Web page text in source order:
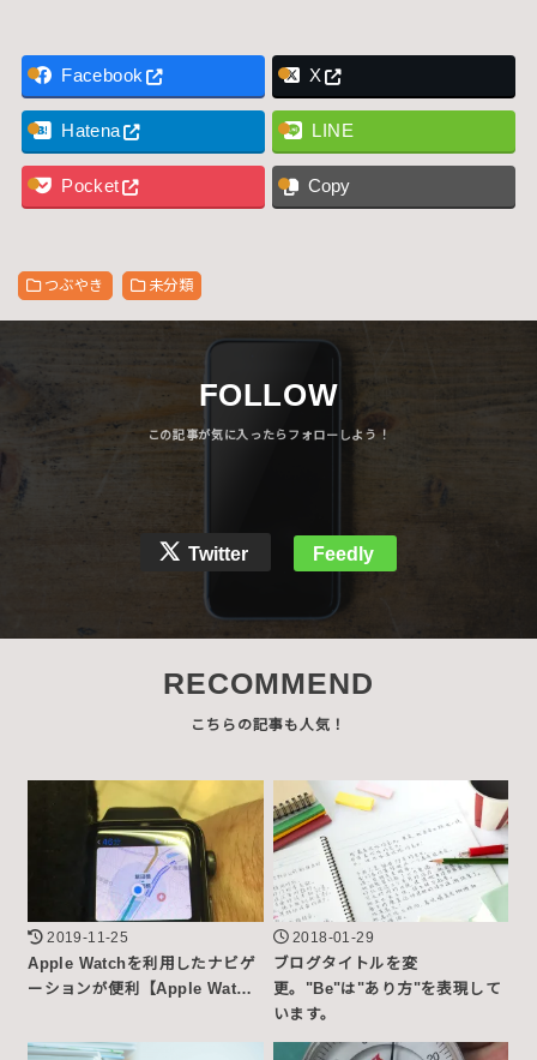
Facebook X
Hatena LINE
Pocket Copy
つぶやき 未分類
FOLLOW
Twitter Feedly
RECOMMEND
2019-11-25
Apple Watchを利用したナビゲ
ーションが便利【Apple Wat…
2018-01-29
ブログタイトルを変
更。"Be"は"あり方"を表現して
います。